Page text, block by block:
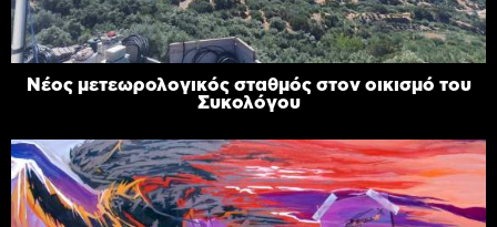
Νέος μετεωρολογικός σταθμός στον οικισμό του
Συκολόγου